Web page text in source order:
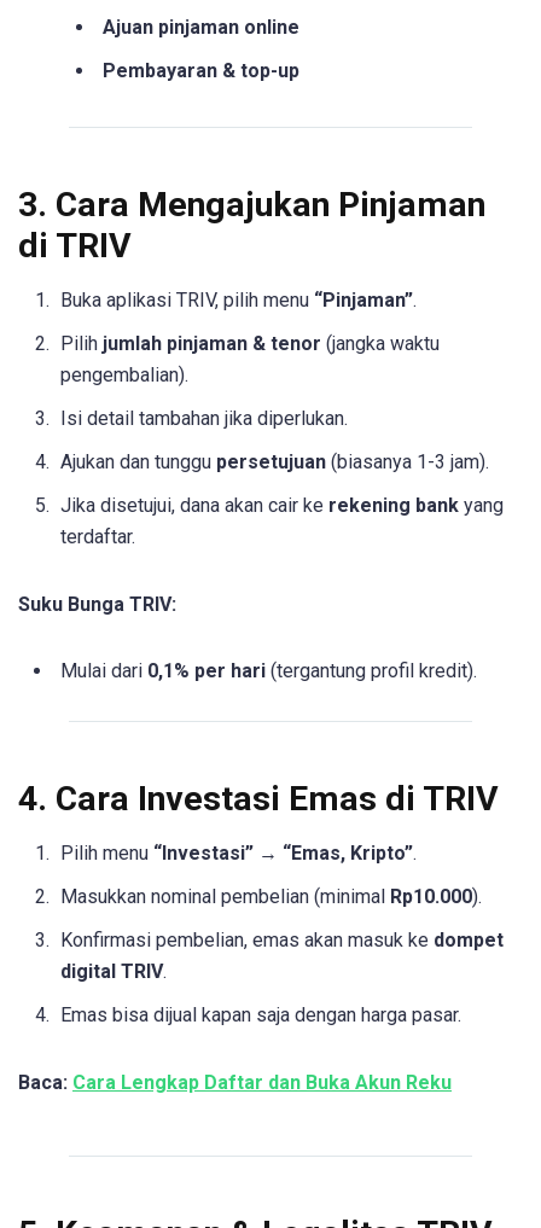
Ajuan pinjaman online
Pembayaran & top-up
3. Cara Mengajukan Pinjaman
di TRIV
Buka aplikasi TRIV, pilih menu “Pinjaman”.
Pilih jumlah pinjaman & tenor (jangka waktu
pengembalian).
Isi detail tambahan jika diperlukan.
Ajukan dan tunggu persetujuan (biasanya 1-3 jam).
Jika disetujui, dana akan cair ke rekening bank yang
terdaftar.
Suku Bunga TRIV:
Mulai dari 0,1% per hari (tergantung profil kredit).
4. Cara Investasi Emas di TRIV
Pilih menu “Investasi” → “Emas, Kripto”.
Masukkan nominal pembelian (minimal Rp10.000).
Konfirmasi pembelian, emas akan masuk ke dompet
digital TRIV.
Emas bisa dijual kapan saja dengan harga pasar.
Baca: Cara Lengkap Daftar dan Buka Akun Reku